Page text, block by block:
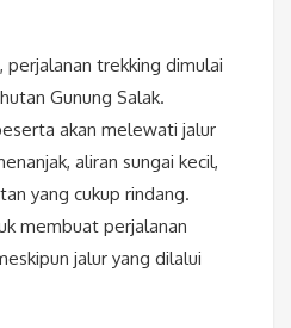
trekking dimulai
Gunung Salak.
akan melewati jalur
aliran sungai kecil,
yang cukup rindang.
membuat perjalanan
jalur yang dilalui